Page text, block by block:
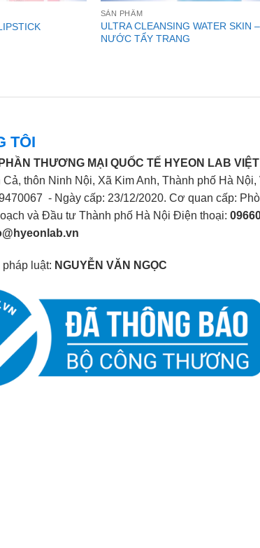
SẢN PHẨM
ULTRA CLEANSING WATER SKIN –
NƯỚC TẨY TRANG
TÔI
THƯƠNG MẠI QUỐC TẾ HYEON LAB
thôn Ninh Nội, Xã Kim Anh, Thành phố Hà Nội,
- Ngày cấp: 23/12/2020. Cơ quan cấp:
và Đầu tư Thành phố Hà Nội Điện thoại:
luật: NGUYỄN VĂN NGỌC